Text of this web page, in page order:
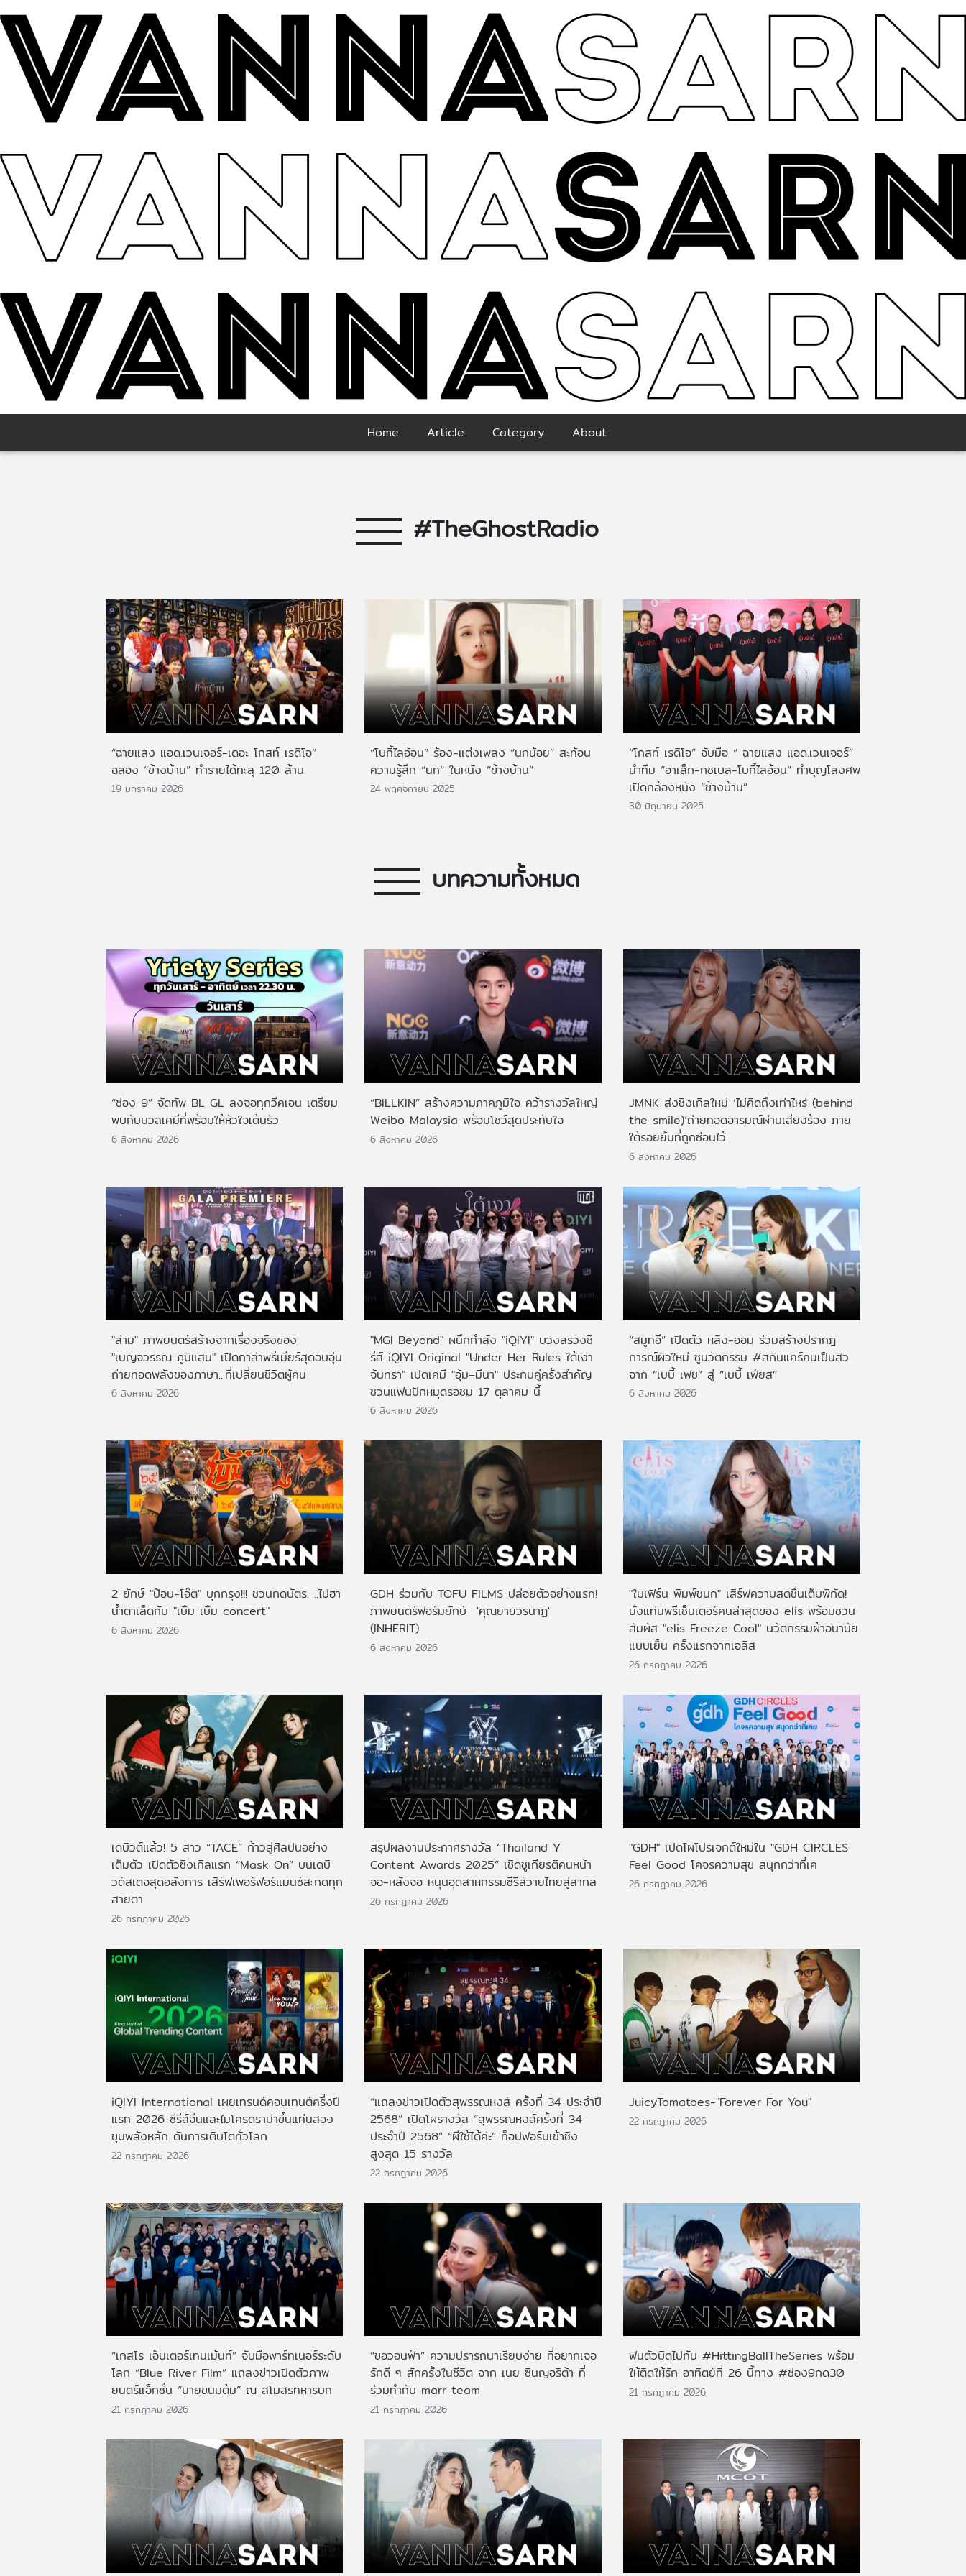
Home Article Category About
#TheGhostRadio
“ฉายแสง แอด.เวนเจอร์-เดอะ โกสท์ เรดิโอ”
ฉลอง “ข้างบ้าน” ทำรายได้ทะลุ 120 ล้าน
19 มกราคม 2026
“โบกี้ไลอ้อน” ร้อง-แต่งเพลง “นกน้อย” สะท้อน
ความรู้สึก “นก” ในหนัง “ข้างบ้าน”
24 พฤศจิกายน 2025
“โกสท์ เรดิโอ” จับมือ “ ฉายแสง แอด.เวนเจอร์”
นำทีม “อาเล็ก-กชเบล-โบกี้ไลอ้อน” ทำบุญโลงศพ
เปิดกล้องหนัง “ข้างบ้าน”
30 มิถุนายน 2025
บทความทั้งหมด
“ช่อง 9” จัดทัพ BL GL ลงจอทุกวีคเอน เตรียม
พบกับมวลเคมีที่พร้อมให้หัวใจเต้นรัว
6 สิงหาคม 2026
“BILLKIN” สร้างความภาคภูมิใจ คว้ารางวัลใหญ่
Weibo Malaysia พร้อมโชว์สุดประทับใจ
6 สิงหาคม 2026
JMNK ส่งซิงเกิลใหม่ ‘ไม่คิดถึงเท่าไหร่ (behind
the smile)’ถ่ายทอดอารมณ์ผ่านเสียงร้อง ภาย
ใต้รอยยิ้มที่ถูกซ่อนไว้
6 สิงหาคม 2026
"ล่าม" ภาพยนตร์สร้างจากเรื่องจริงของ
"เบญจวรรณ ภูมิแสน" เปิดกาล่าพรีเมียร์สุดอบอุ่น
ถ่ายทอดพลังของภาษา...ที่เปลี่ยนชีวิตผู้คน
6 สิงหาคม 2026
"MGI Beyond" ผนึกกำลัง "iQIYI" บวงสรวงซี
รีส์ iQIYI Original "Under Her Rules ใต้เงา
จันทรา" เปิดเคมี "อุ้ม–มีนา" ประกบคู่ครั้งสำคัญ
ชวนแฟนปักหมุดรอชม 17 ตุลาคม นี้
6 สิงหาคม 2026
“สมูทอี” เปิดตัว หลิง-ออม ร่วมสร้างปรากฎ
การณ์ผิวใหม่ ชูนวัตกรรม #สกินแคร์คนเป็นสิว
จาก “เบบี้ เฟซ” สู่ “เบบี้ เฟียส”
6 สิงหาคม 2026
2 ยักษ์ "ป๊อบ-โอ๊ต" บุกกรุง!!! ชวนกดบัตร. ..ไปฮา
น้ำตาเล็ดกับ "เบิ้ม เบิ้ม concert"
6 สิงหาคม 2026
GDH ร่วมกับ TOFU FILMS ปล่อยตัวอย่างแรก!
ภาพยนตร์ฟอร์มยักษ์ 'คุณยายวรนาฏ'
(INHERIT)
6 สิงหาคม 2026
"ใบเฟิร์น พิมพ์ชนก" เสิร์ฟความสดชื่นเต็มพิกัด!
นั่งแท่นพรีเซ็นเตอร์คนล่าสุดของ elis พร้อมชวน
สัมผัส "elis Freeze Cool" นวัตกรรมผ้าอนามัย
แบบเย็น ครั้งแรกจากเอลิส
26 กรกฎาคม 2026
เดบิวต์แล้ว! 5 สาว “TACE” ก้าวสู่ศิลปินอย่าง
เต็มตัว เปิดตัวซิงเกิลแรก “Mask On” บนเดบิ
วต์สเตจสุดอลังการ เสิร์ฟเพอร์ฟอร์แมนซ์สะกดทุก
สายตา
26 กรกฎาคม 2026
สรุปผลงานประกาศรางวัล “Thailand Y
Content Awards 2025” เชิดชูเกียรติคนหน้า
จอ-หลังจอ หนุนอุตสาหกรรมซีรีส์วายไทยสู่สากล
26 กรกฎาคม 2026
"GDH" เปิดโผโปรเจกต์ใหม่ใน "GDH CIRCLES
Feel Good โคจรความสุข สนุกกว่าที่เค
26 กรกฎาคม 2026
iQIYI International เผยเทรนด์คอนเทนต์ครึ่งปี
แรก 2026 ซีรีส์จีนและไมโครดราม่าขึ้นแท่นสอง
ขุมพลังหลัก ดันการเติบโตทั่วโลก
22 กรกฎาคม 2026
“แถลงข่าวเปิดตัวสุพรรณหงส์ ครั้งที่ 34 ประจำปี
2568” เปิดโผรางวัล “สุพรรณหงส์ครั้งที่ 34
ประจำปี 2568” “ผีใช้ได้ค่ะ” ท็อปฟอร์มเข้าชิง
สูงสุด 15 รางวัล
22 กรกฎาคม 2026
JuicyTomatoes-"Forever For You"
22 กรกฎาคม 2026
“เกสโร เอ็นเตอร์เทนเม้นท์” จับมือพาร์ทเนอร์ระดับ
โลก “Blue River Film” แถลงข่าวเปิดตัวภาพ
ยนตร์แอ็กชั่น “นายขนมต้ม” ณ สโมสรทหารบก
21 กรกฎาคม 2026
“ขอวอนฟ้า” ความปรารถนาเรียบง่าย ที่อยากเจอ
รักดี ๆ สักครั้งในชีวิต จาก เนย ซินญอริต้า ที่
ร่วมทำกับ marr team
21 กรกฎาคม 2026
ฟินตัวบิดไปกับ #HittingBallTheSeries พร้อม
ให้ติดให้รัก อาทิตย์ที่ 26 นี้ทาง #ช่อง9กด30
21 กรกฎาคม 2026